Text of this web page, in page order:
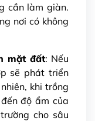
cần làm giàn.
nơi có không
mặt đất: Nếu
sẽ phát triển
khi trồng
độ ẩm của
cho sâu